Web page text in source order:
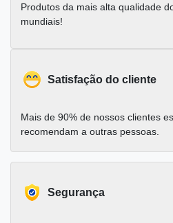
Produtos da mais alta qualidade
mundiais!
Satisfação do cliente
Mais de 90% de nossos clientes
recomendam a outras pessoas.
Segurança